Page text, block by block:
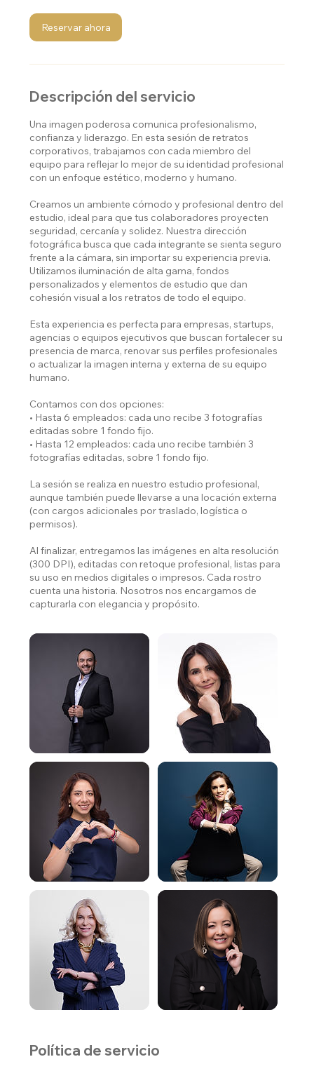
h
Reservar ahora
Descripción del servicio
Una imagen poderosa comunica profesionalismo,
confianza y liderazgo. En esta sesión de retratos
corporativos, trabajamos con cada miembro del
equipo para reflejar lo mejor de su identidad profesional
con un enfoque estético, moderno y humano.
Creamos un ambiente cómodo y profesional dentro del
estudio, ideal para que tus colaboradores proyecten
seguridad, cercanía y solidez. Nuestra dirección
fotográfica busca que cada integrante se sienta seguro
frente a la cámara, sin importar su experiencia previa.
Utilizamos iluminación de alta gama, fondos
personalizados y elementos de estudio que dan
cohesión visual a los retratos de todo el equipo.
Esta experiencia es perfecta para empresas, startups,
agencias o equipos ejecutivos que buscan fortalecer su
presencia de marca, renovar sus perfiles profesionales
o actualizar la imagen interna y externa de su equipo
humano.
Contamos con dos opciones:
• Hasta 6 empleados: cada uno recibe 3 fotografías
editadas sobre 1 fondo fijo.
• Hasta 12 empleados: cada uno recibe también 3
fotografías editadas, sobre 1 fondo fijo.
La sesión se realiza en nuestro estudio profesional,
aunque también puede llevarse a una locación externa
(con cargos adicionales por traslado, logística o
permisos).
Al finalizar, entregamos las imágenes en alta resolución
(300 DPI), editadas con retoque profesional, listas para
su uso en medios digitales o impresos. Cada rostro
cuenta una historia. Nosotros nos encargamos de
capturarla con elegancia y propósito.
Política de servicio